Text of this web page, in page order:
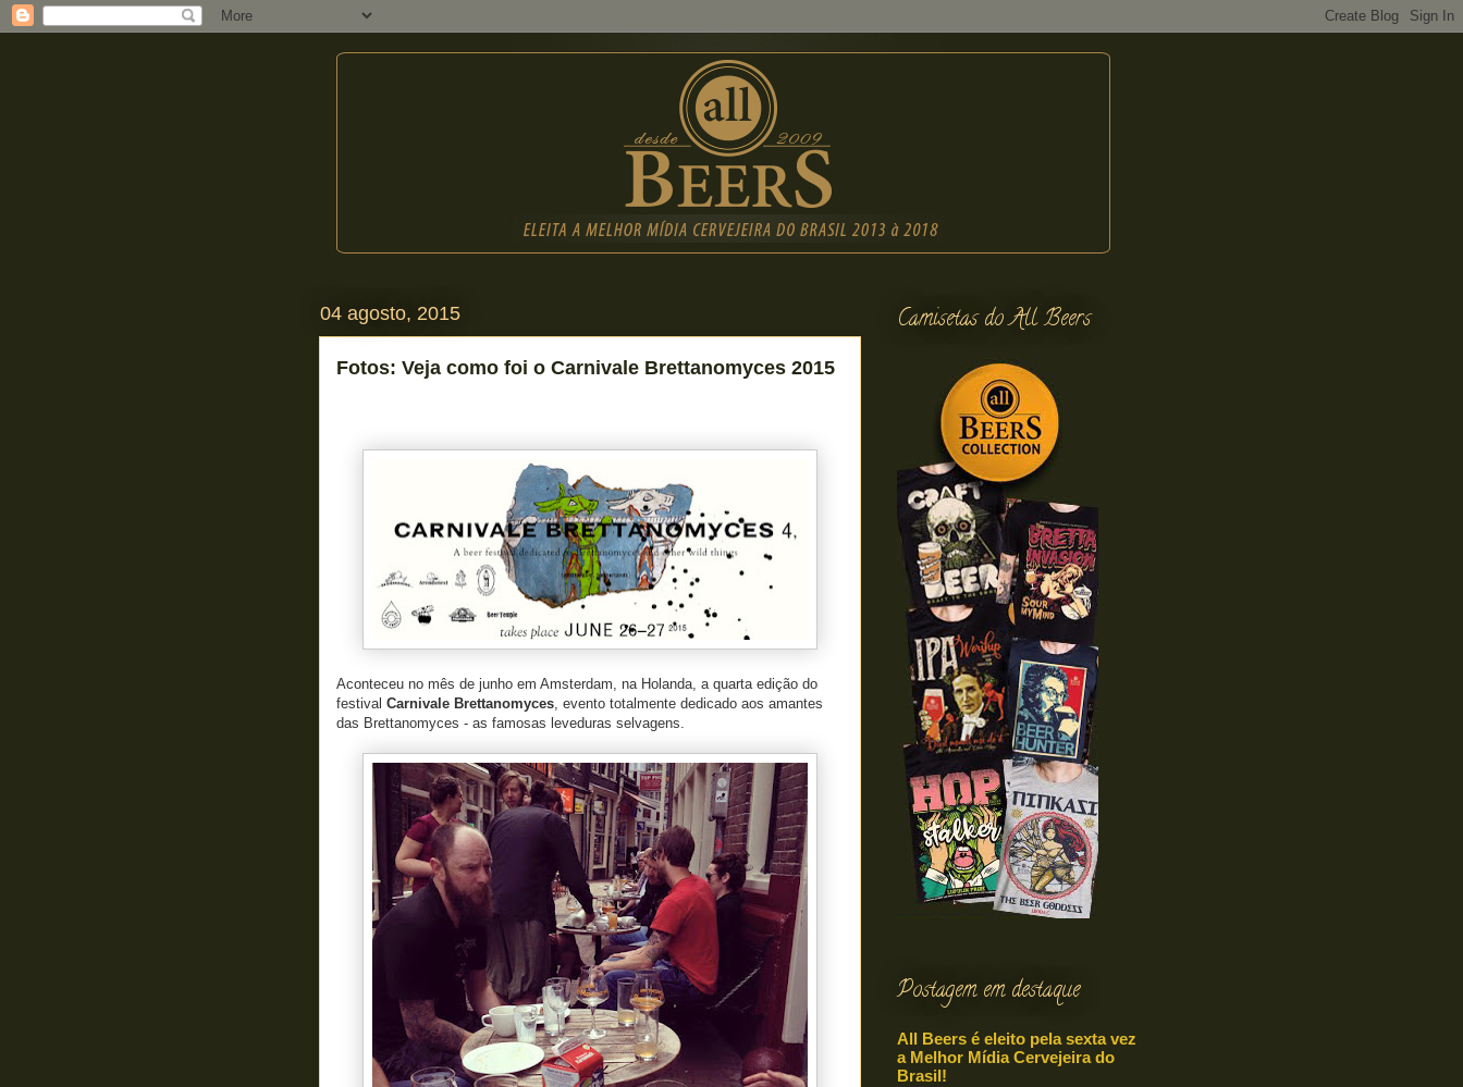
04 agosto, 2015
Fotos: Veja como foi o Carnivale Brettanomyces 2015
Aconteceu no mês de junho em Amsterdam, na Holanda, a quarta edição do
festival Carnivale Brettanomyces, evento totalmente dedicado aos amantes
das Brettanomyces - as famosas leveduras selvagens.
Camisetas do All Beers
Postagem em destaque
All Beers é eleito pela sexta vez
a Melhor Mídia Cervejeira do
Brasil!